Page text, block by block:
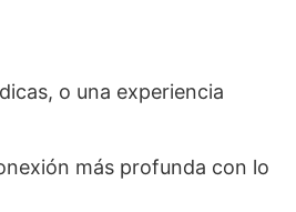
o una experiencia
más profunda con lo